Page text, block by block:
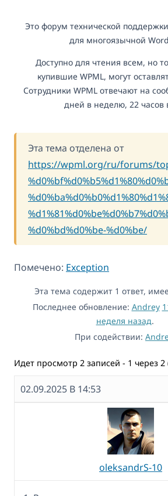
Это форум технической поддержки
для многоязычной
Доступно для чтения всем, но
купившие WPML, могут
Сотрудники WPML отвечают на
дней в неделю, 22 часов
Эта тема отделена от
https://wpml.org/ru/forums/
%d0%bd%d0%be-%d0%be/
Помечено: Exception
Эта тема содержит 1 ответ,
Последнее обновление: Andrey
неделя назад.
При содействии:
Идет просмотр 2 записей - 1 через 2
02.09.2025 В 14:53
oleksandrS-10